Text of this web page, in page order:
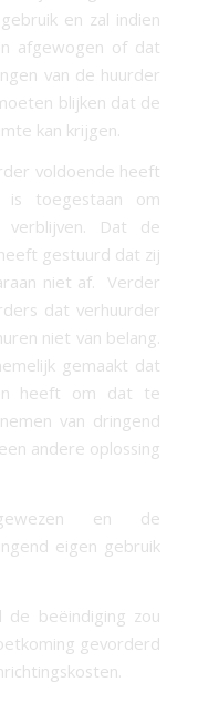
en zal indien
afgewogen of dat
van de huurder
blijken dat de
kan krijgen.
voldoende heeft
toegestaan om
Dat de
gestuurd dat zij
niet af. Verder
dat verhuurder
niet van belang.
gemaakt dat
heeft om dat te
van dringend
andere oplossing
en de
eigen gebruik
beëindiging zou
gevorderd